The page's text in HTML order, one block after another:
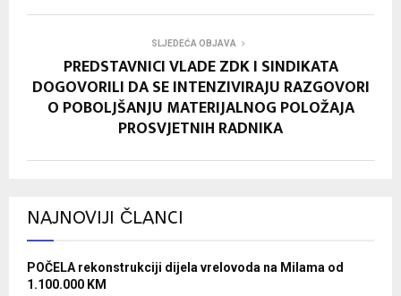
SLJEDEĆA OBJAVA
PREDSTAVNICI VLADE ZDK I SINDIKATA
DOGOVORILI DA SE INTENZIVIRAJU RAZGOVORI
O POBOLJŠANJU MATERIJALNOG POLOŽAJA
PROSVJETNIH RADNIKA
NAJNOVIJI ČLANCI
POČELA rekonstrukciji dijela vrelovoda na Milama od
1.100.000 KM